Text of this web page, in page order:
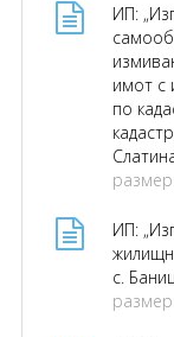
ИП:
имот с
по
ИП:
с.